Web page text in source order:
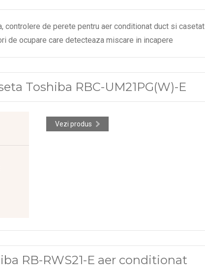
controlere de perete pentru aer conditionat duct si casetat
de ocupare care detecteaza miscare in incapere
Toshiba RBC-UM21PG(W)-E
Vezi produs
RB-RWS21-E aer conditionat